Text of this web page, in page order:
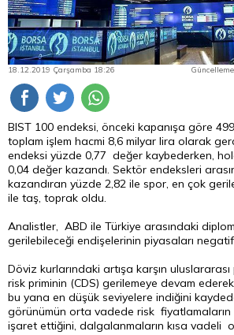
18.12.2019 Çarşamba 18:26
BIST 100 endeksi, önceki kapanışa göre
toplam işlem hacmi 8,6 milyar lira olarak
endeksi yüzde 0,77 değer kaybederken,
0,04 değer kazandı. Sektör endeksleri
kazandıran yüzde 2,82 ile spor, en çok
ile taş, toprak oldu.
Analistler, ABD ile Türkiye arasındaki
gerilebileceği endişelerinin piyasaları
Döviz kurlarındaki artışa karşın
risk priminin (CDS) gerilemeye devam
bu yana en düşük seviyelere indiğini
görünümün orta vadede risk fiyatlamaların
işaret ettiğini, dalgalanmaların kısa vadeli